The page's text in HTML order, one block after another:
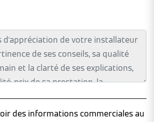
des informations commerciales au